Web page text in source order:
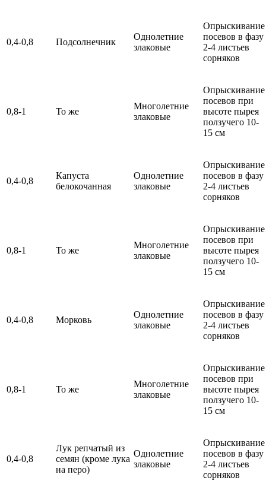
0,4-0,8 Подсолнечник
Однолетние
злаковые
Опрыскивание
посевов в фазу
2-4 листьев
сорняков
0,8-1 То же
Многолетние
злаковые
Опрыскивание
посевов при
высоте пырея
ползучего 10-
15 см
0,4-0,8
Капуста
белокочанная
Однолетние
злаковые
Опрыскивание
посевов в фазу
2-4 листьев
сорняков
0,8-1 То же
Многолетние
злаковые
Опрыскивание
посевов при
высоте пырея
ползучего 10-
15 см
0,4-0,8 Морковь
Однолетние
злаковые
Опрыскивание
посевов в фазу
2-4 листьев
сорняков
0,8-1 То же
Многолетние
злаковые
Опрыскивание
посевов при
высоте пырея
ползучего 10-
15 см
0,4-0,8
Лук репчатый из
семян (кроме лука
на перо)
Однолетние
злаковые
Опрыскивание
посевов в фазу
2-4 листьев
сорняков